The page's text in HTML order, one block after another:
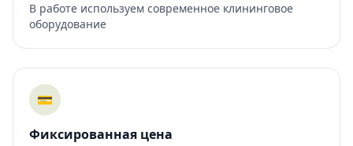
В работе используем современное клининговое
оборудование
💳
Фиксированная цена